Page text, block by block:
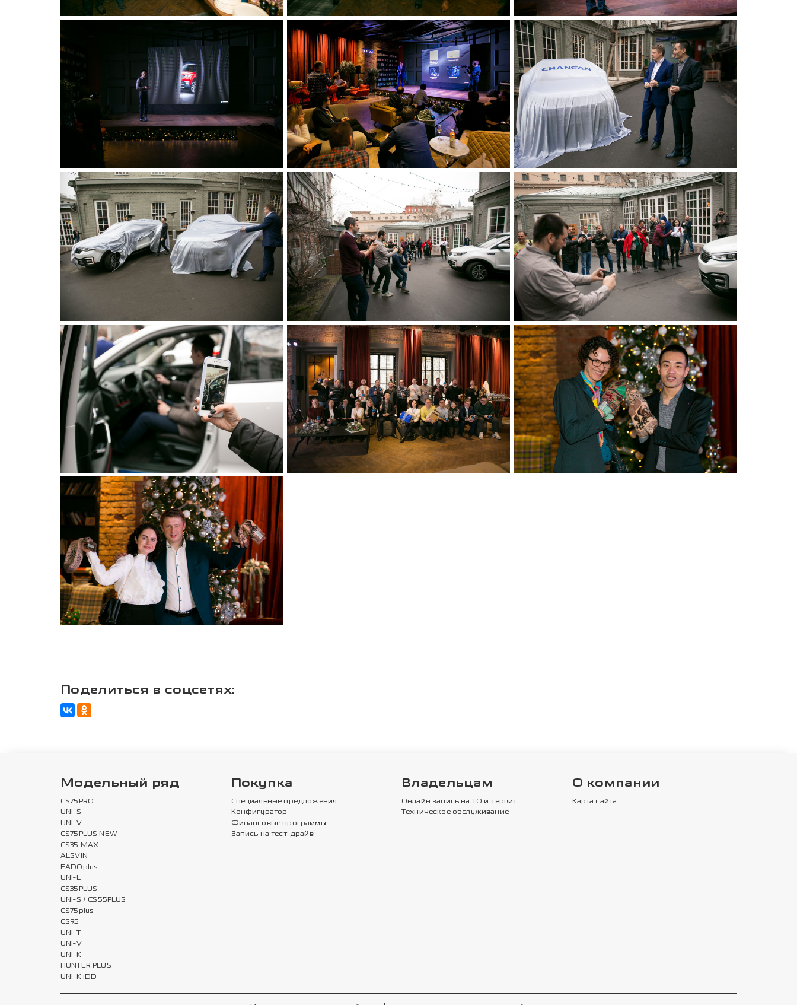
Поделиться в соцсетях:
Модельный ряд
CS75PRO
UNI-S
UNI-V
CS75PLUS NEW
CS35 MAX
ALSVIN
EADOplus
UNI-L
CS35PLUS
UNI-S / CS55PLUS
CS75plus
CS95
UNI-T
UNI-V
UNI-K
HUNTER PLUS
UNI-K iDD
Покупка
Специальные предложения
Конфигуратор
Финансовые программы
Запись на тест-драйв
Владельцам
Онлайн запись на ТО и сервис
Техническое обслуживание
О компании
Карта сайта